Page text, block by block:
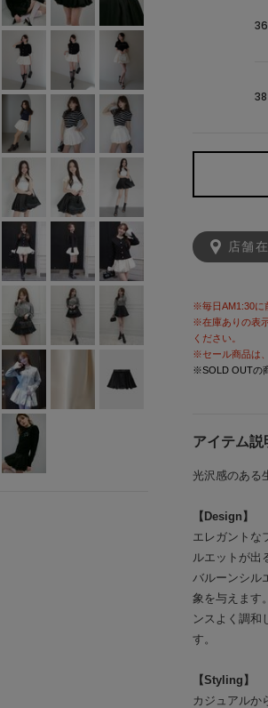
36
38
店舗
※毎日AM1:30に
※在庫ありの表
ください。
※セール商品は
※SOLD OUTの
アイテム説
光沢感のある
【Design】
エレガントな
ルエットが出
バルーンシル
象を与えます
ンスよく調和
す。
【Styling】
カジュアルか